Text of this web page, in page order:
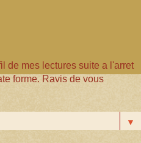
de mes lectures suite a l'arret
forme. Ravis de vous
▼